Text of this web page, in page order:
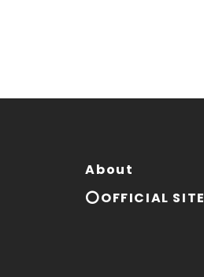
About
⭕OFFICIAL SITE